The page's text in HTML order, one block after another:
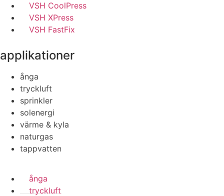
VSH CoolPress
VSH XPress
VSH FastFix
applikationer
ånga
tryckluft
sprinkler
solenergi
värme & kyla
naturgas
tappvatten
ånga
tryckluft